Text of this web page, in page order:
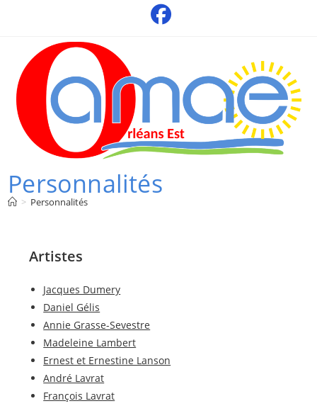
Personnalités
> Personnalités
Artistes
Jacques Dumery
Daniel Gélis
Annie Grasse-Sevestre
Madeleine Lambert
Ernest et Ernestine Lanson
André Lavrat
François Lavrat